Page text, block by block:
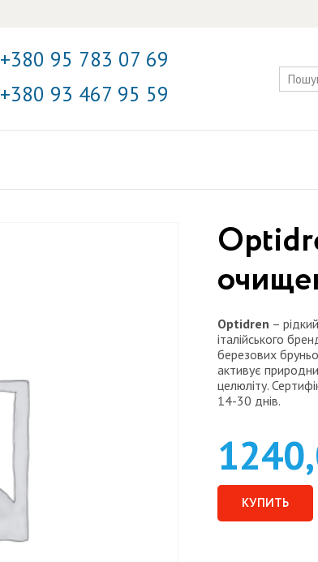
+380 95 783 07 69
+380 93 467 95 59
Optidren –
італійського
березових
активує
целюліту.
14-30 днів.
КУПИТЬ